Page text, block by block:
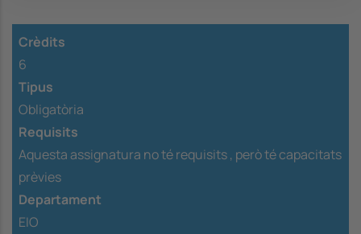
Crèdits
6
Tipus
Obligatòria
Requisits
Aquesta assignatura no té requisits , però té capacitats
prèvies
Departament
EIO